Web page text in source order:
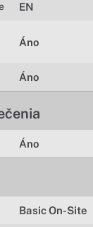
EN
Áno
Áno
Áno
Basic On-Site